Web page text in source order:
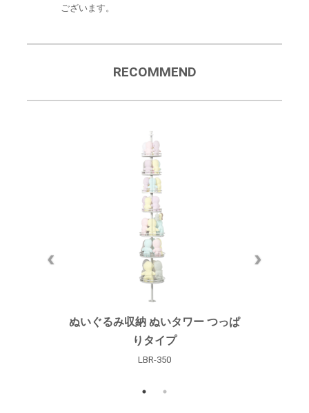
ございます。
RECOMMEND
ぬいぐるみ収納 ぬいタワー つっぱ
りタイプ
LBR-350